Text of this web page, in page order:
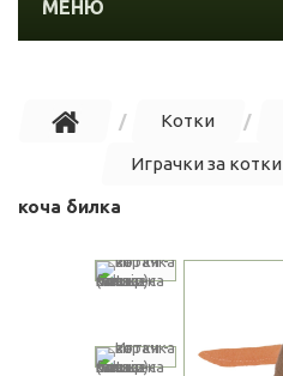
МЕНЮ
Котки
Играчки за котки
коча билка